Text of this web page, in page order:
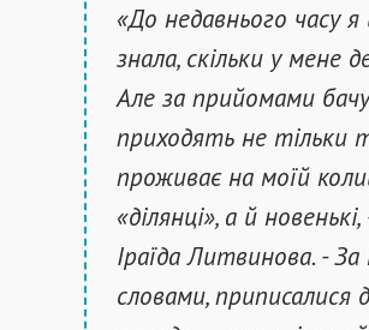
«До недавнього часу я
знала, скільки у мене
Але за прийомами
приходять не тільки
проживає на моїй
«ділянці», а й
Іраїда Литвинова. - За
словами, приписалися